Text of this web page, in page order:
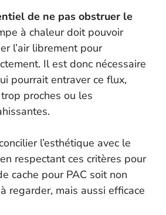
de ne pas obstruer le
à chaleur doit pouvoir
l’air librement pour
Il est donc nécessaire
pourrait entraver ce flux,
proches ou les
l’esthétique avec le
respectant ces critères pour
cache pour PAC soit non
regarder, mais aussi efficace